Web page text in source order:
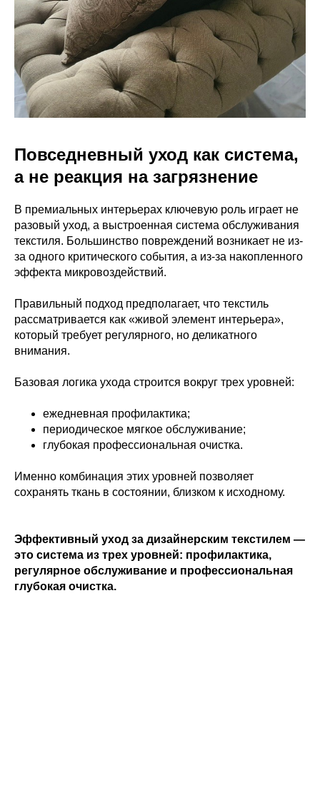
Повседневный уход как система,
а не реакция на загрязнение
В премиальных интерьерах ключевую роль играет не
разовый уход, а выстроенная система обслуживания
текстиля. Большинство повреждений возникает не из-
за одного критического события, а из-за накопленного
эффекта микровоздействий.
Правильный подход предполагает, что текстиль
рассматривается как «живой элемент интерьера»,
который требует регулярного, но деликатного
внимания.
Базовая логика ухода строится вокруг трех уровней:
ежедневная профилактика;
периодическое мягкое обслуживание;
глубокая профессиональная очистка.
Именно комбинация этих уровней позволяет
сохранять ткань в состоянии, близком к исходному.
Эффективный уход за дизайнерским текстилем —
это система из трех уровней: профилактика,
регулярное обслуживание и профессиональная
глубокая очистка.